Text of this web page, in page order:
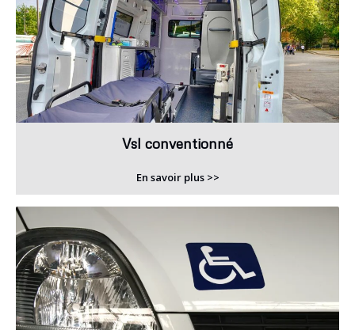
Vsl conventionné
En savoir plus >>